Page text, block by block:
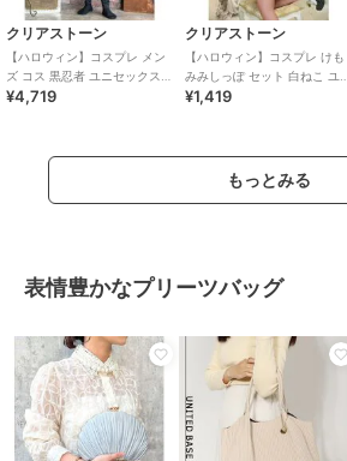
クリアストーン
【ハロウィン】コスプレ メン
ズ コス 黒忍者 ユニセックス
ブラック
¥4,719
クリアストーン
【ハロウィン】コスプレ けも
みみしっぽ セット 白ねこ ユニ
セックス ホワイト
¥1,419
もっとみる
表情豊かなプリーツバッグ